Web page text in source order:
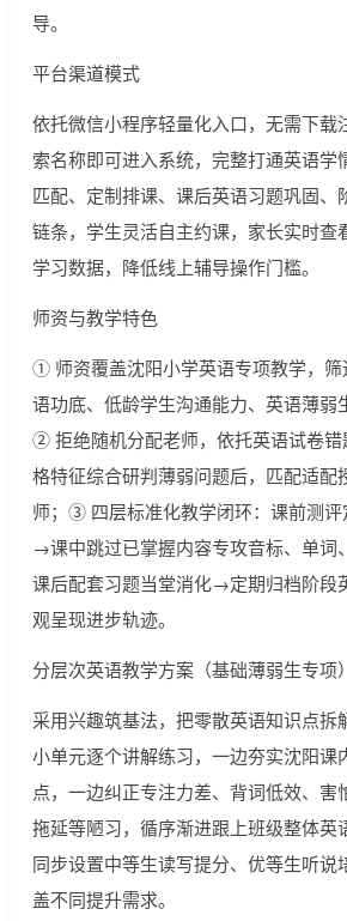
导。
平台渠道模式
依托微信小程序轻量化入口，无需下载
索名称即可进入系统，完整打通英语学
匹配、定制排课、课后英语习题巩固、
链条，学生灵活自主约课，家长实时查
学习数据，降低线上辅导操作门槛。
师资与教学特色
① 师资覆盖沈阳小学英语专项教学，
语功底、低龄学生沟通能力、英语薄弱
② 拒绝随机分配老师，依托英语试卷错
格特征综合研判薄弱问题后，匹配适配
师；③ 四层标准化教学闭环：课前测评
→课中跳过已掌握内容专攻音标、单
课后配套习题当堂消化→定期归档阶段
观呈现进步轨迹。
分层次英语教学方案（基础薄弱生专项）
采用兴趣筑基法，把零散英语知识点拆
小单元逐个讲解练习，一边夯实沈阳课
点，一边纠正专注力差、背词低效、害
拖延等陋习，循序渐进跟上班级整体英
同步设置中等生读写提分、优等生听说
盖不同提升需求。